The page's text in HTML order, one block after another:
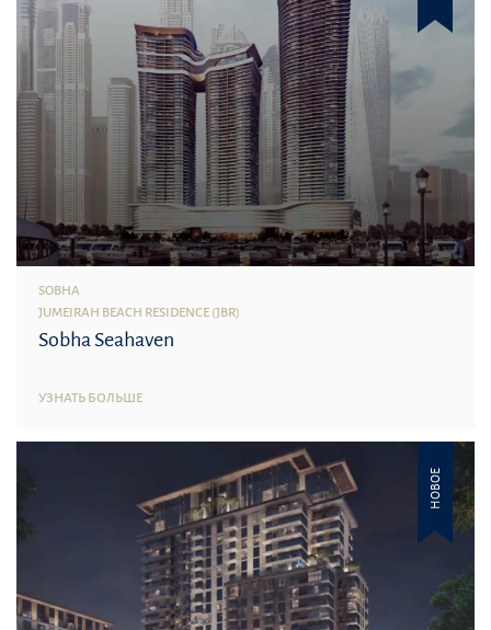
SOBHA
JUMEIRAH BEACH RESIDENCE (JBR)
Sobha Seahaven
УЗНАТЬ БОЛЬШЕ
НОВОЕ